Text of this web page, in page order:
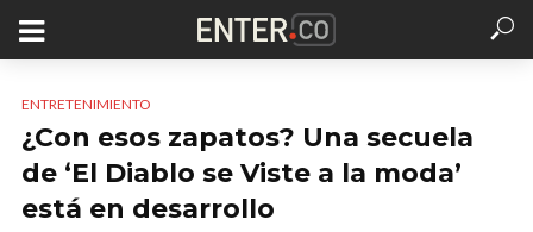
ENTRETENIMIENTO
¿Con esos zapatos? Una secuela
de ‘El Diablo se Viste a la moda’
está en desarrollo